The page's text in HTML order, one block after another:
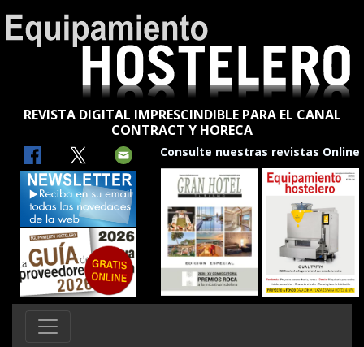
REVISTA DIGITAL IMPRESCINDIBLE PARA EL CANAL
CONTRACT Y HORECA
Consulte nuestras revistas Online